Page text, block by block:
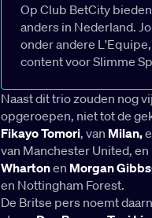
Op Club BetCity
anders in Nederland.
onder andere
content voor Slimme
Naast dit trio zouden nog
opgeroepen, niet tot de
Fikayo Tomori, van Milan,
van Manchester United, en
Whartonen Morgan
en Nottingham Forest.
De Britse pers noemt